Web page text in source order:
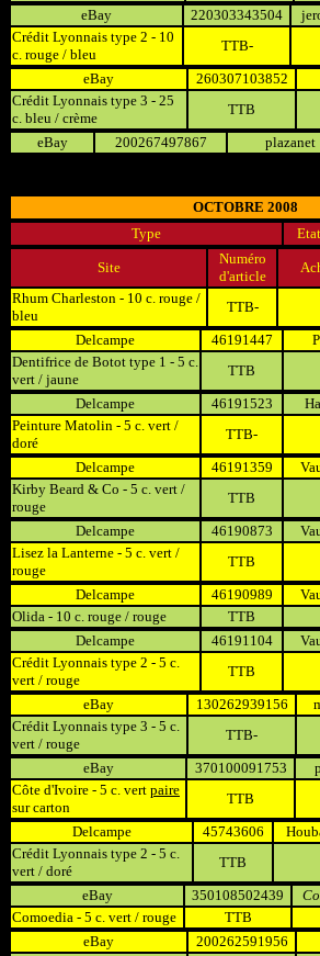
eBay
220303343504
Crédit Lyonnais type 2 - 10
c. rouge / bleu
TTB-
eBay
260307103852
Crédit Lyonnais type 3 - 25
c. bleu / crème
TTB
eBay
200267497867 plazanet
OCTOBRE 2008
Type
Etat
Site
Numéro
d'article
Rhum Charleston - 10 c. rouge /
bleu
TTB-
Delcampe
46191447
Dentifrice de Botot type 1 - 5 c.
vert / jaune
TTB
Delcampe
46191523
Peinture Matolin - 5 c. vert /
doré
TTB-
Delcampe
46191359
Kirby Beard & Co - 5 c. vert /
rouge
TTB
Delcampe
46190873
Lisez la Lanterne - 5 c. vert /
rouge
TTB
Delcampe
46190989
Olida - 10 c. rouge / rouge
TTB
Delcampe
46191104
Crédit Lyonnais type 2 - 5 c.
vert / rouge
TTB
eBay
130262939156
Crédit Lyonnais type 3 - 5 c.
vert / rouge
TTB-
eBay
370100091753
Côte d'Ivoire - 5 c. vert paire
sur carton
TTB
Delcampe
45743606
Crédit Lyonnais type 2 - 5 c.
vert / doré
TTB
eBay
350108502439
Comoedia - 5 c. vert / rouge
TTB
eBay
200262591956